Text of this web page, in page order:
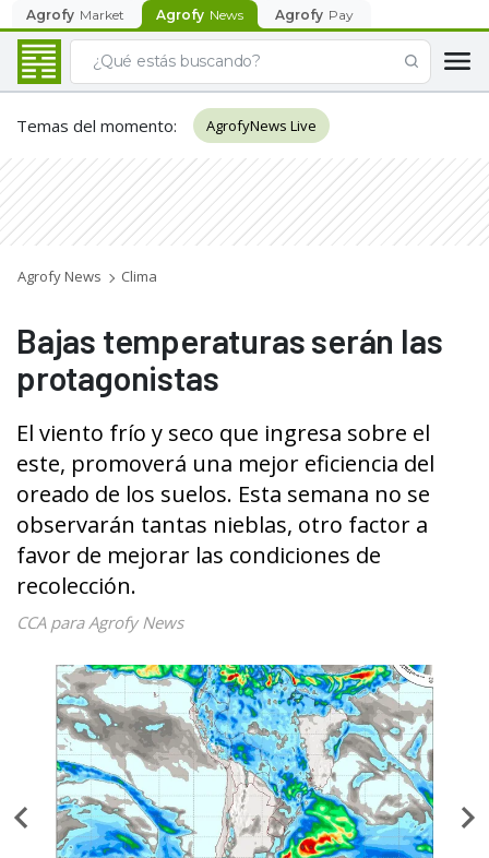
Agrofy Market Agrofy News Agrofy Pay
Temas del momento: AgrofyNews Live
Agrofy News Clima
Bajas temperaturas serán las
protagonistas
El viento frío y seco que ingresa sobre el
este, promoverá una mejor eficiencia del
oreado de los suelos. Esta semana no se
observarán tantas nieblas, otro factor a
favor de mejorar las condiciones de
recolección.
CCA para Agrofy News